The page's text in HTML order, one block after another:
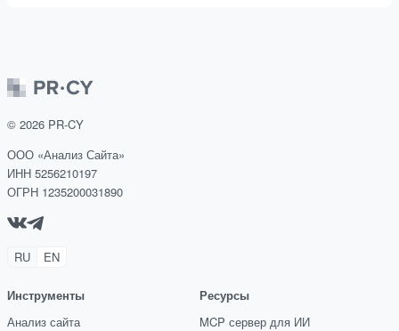
© 2026 PR-CY
ООО «Анализ Сайта»
ИНН 5256210197
ОГРН 1235200031890
RU EN
Инструменты
Анализ сайта
Ресурсы
MCP сервер для ИИ